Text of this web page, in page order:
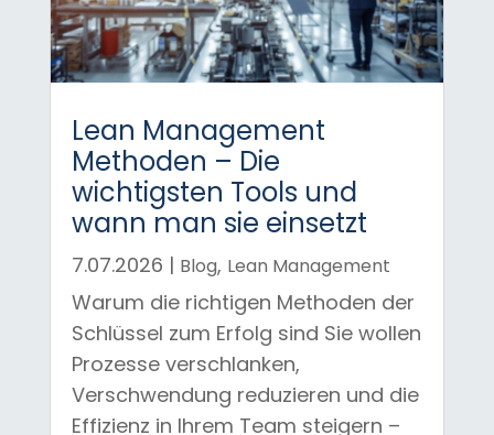
Lean Management
Methoden – Die
wichtigsten Tools und
wann man sie einsetzt
7.07.2026 | Blog, Lean Management
Warum die richtigen Methoden der
Schlüssel zum Erfolg sind Sie wollen
Prozesse verschlanken,
Verschwendung reduzieren und die
Effizienz in Ihrem Team steigern –